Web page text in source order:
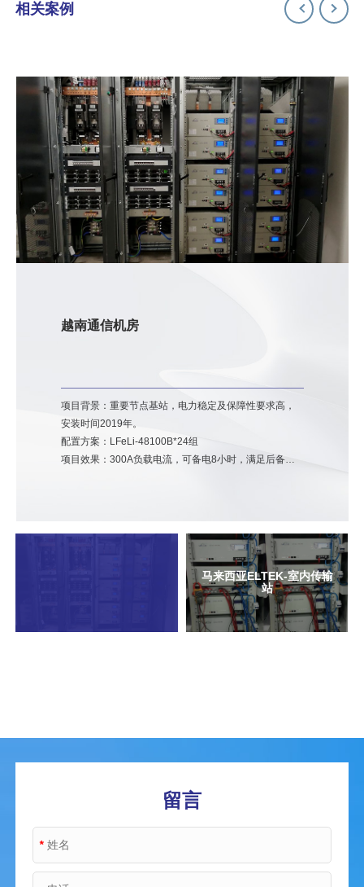
相关案例
越南通信机房
项目背景：重要节点基站，电力稳定及保障性要求高，
安装时间2019年。
配置方案：LFeLi-48100B*24组
项目效果：300A负载电流，可备电8小时，满足后备时
马来西亚ELTEK-室内传输
站
留言
*